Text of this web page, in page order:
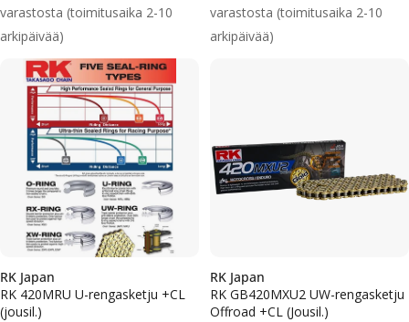
varastosta (toimitusaika 2-10
arkipäivää)
varastosta (toimitusaika 2-10
arkipäivää)
RK Japan
RK 420MRU U-rengasketju +CL
(jousil.)
RK Japan
RK GB420MXU2 UW-rengasketju
Offroad +CL (Jousil.)